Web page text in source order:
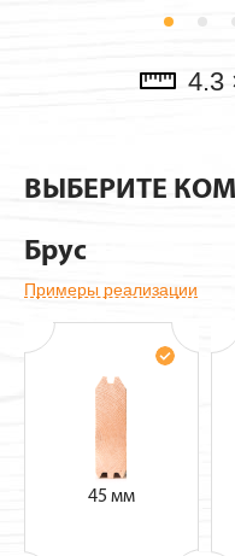
4.3
ВЫБЕРИТЕ
Брус
Примеры реализации
45 мм